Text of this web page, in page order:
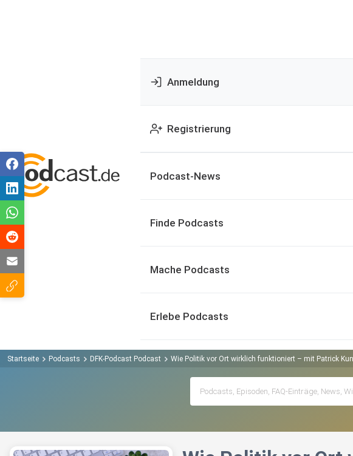
Anmeldung
Registrierung
Podcast-News
Finde Podcasts
Mache Podcasts
Erlebe Podcasts
Startseite Podcasts DFK-Podcast Podcast Wie Politik vor Ort wirklich funktioniert – mit Patrick